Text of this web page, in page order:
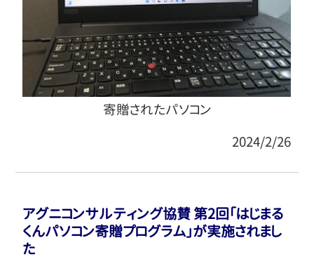
寄贈されたパソコン
2024/2/26
アグニコンサルティング協賛 第2回「はじまる
くんパソコン寄贈プログラム」が実施されまし
た